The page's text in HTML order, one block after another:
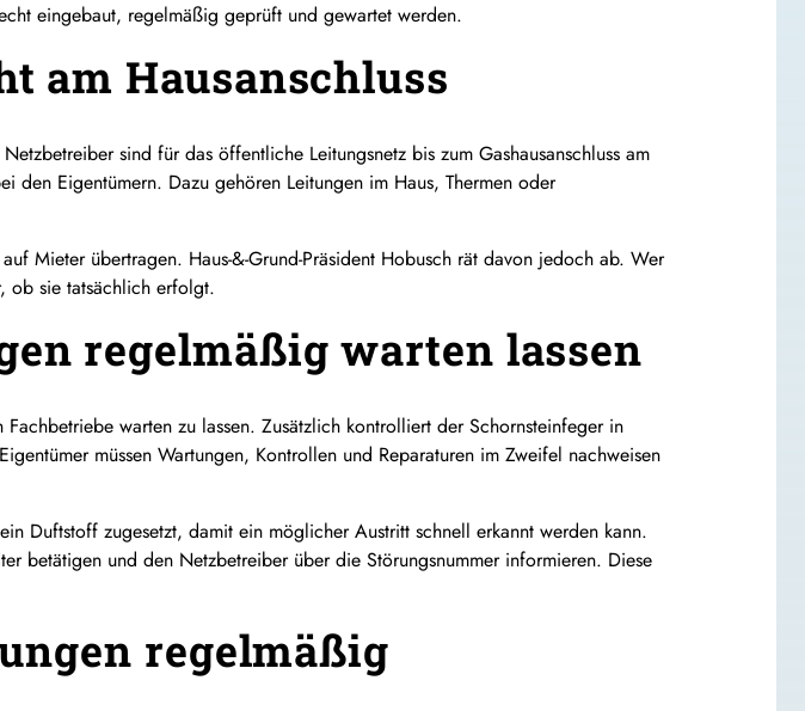
eingebaut, regelmäßig geprüft und gewartet werden.
am Hausanschluss
sind für das öffentliche Leitungsnetz bis zum Gashausanschluss am
Eigentümern. Dazu gehören Leitungen im Haus, Thermen oder
Mieter übertragen. Haus-&-Grund-Präsident Hobusch rät davon jedoch ab. Wer
ob sie tatsächlich erfolgt.
regelmäßig warten lassen
warten zu lassen. Zusätzlich kontrolliert der Schornsteinfeger in
müssen Wartungen, Kontrollen und Reparaturen im Zweifel nachweisen
Duftstoff zugesetzt, damit ein möglicher Austritt schnell erkannt werden kann.
betätigen und den Netzbetreiber über die Störungsnummer informieren. Diese
regelmäßig